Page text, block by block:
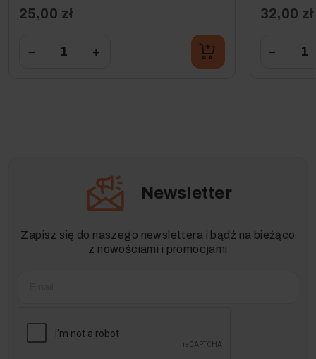
25,00 zł
− +
32,00 zł
−
Newsletter
Zapisz się do naszego newslettera i bądź na bieżąco
z nowościami i promocjami